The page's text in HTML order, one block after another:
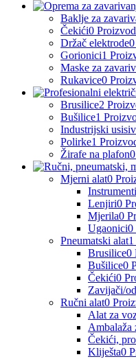
Baklje za
Čekići0
Držač elektrode
Gorionici1
Maske za
Rukavice0
Brusilice2
Bušilice1
Industrijski
Polirke1
Žirafe na plafon
Mjerni alat0
Lenjiri0
Mjerila0
Ugaonici0
Pneumatski alat
Brusilice0
Bušilice0
Čekići0
Zavijači/
Ručni alat0
Alat za
Ambalaža
Čekići,
Kliješta0